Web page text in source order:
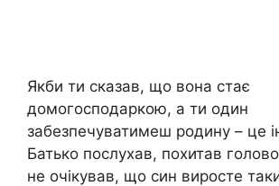
Якби ти сказав, що вона стає
домогосподаркою, а ти один
забезпечуватимеш родину – це
Батько послухав, похитав
не очікував, що син виросте